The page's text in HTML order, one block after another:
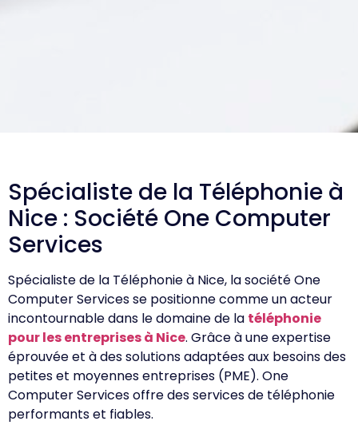
Spécialiste de la Téléphonie à
Nice : Société One Computer
Services
Spécialiste de la Téléphonie à Nice, la société One
Computer Services se positionne comme un acteur
incontournable dans le domaine de la téléphonie
pour les entreprises à Nice. Grâce à une expertise
éprouvée et à des solutions adaptées aux besoins des
petites et moyennes entreprises (PME). One
Computer Services offre des services de téléphonie
performants et fiables.